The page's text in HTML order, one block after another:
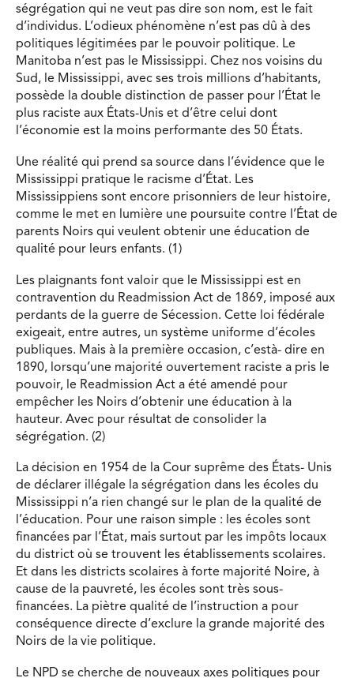
ségrégation qui ne veut pas dire son nom, est le fait
d’individus. L’odieux phénomène n’est pas dû à des
politiques légitimées par le pouvoir politique. Le
Manitoba n’est pas le Mississippi. Chez nos voisins du
Sud, le Mississippi, avec ses trois millions d’habitants,
possède la double distinction de passer pour l’État le
plus raciste aux États-Unis et d’être celui dont
l’économie est la moins performante des 50 États.
Une réalité qui prend sa source dans l’évidence que le
Mississippi pratique le racisme d’État. Les
Mississippiens sont encore prisonniers de leur histoire,
comme le met en lumière une poursuite contre l’État de
parents Noirs qui veulent obtenir une éducation de
qualité pour leurs enfants. (1)
Les plaignants font valoir que le Mississippi est en
contravention du Readmission Act de 1869, imposé aux
perdants de la guerre de Sécession. Cette loi fédérale
exigeait, entre autres, un système uniforme d’écoles
publiques. Mais à la première occasion, c’està- dire en
1890, lorsqu’une majorité ouvertement raciste a pris le
pouvoir, le Readmission Act a été amendé pour
empêcher les Noirs d’obtenir une éducation à la
hauteur. Avec pour résultat de consolider la
ségrégation. (2)
La décision en 1954 de la Cour suprême des États- Unis
de déclarer illégale la ségrégation dans les écoles du
Mississippi n’a rien changé sur le plan de la qualité de
l’éducation. Pour une raison simple : les écoles sont
financées par l’État, mais surtout par les impôts locaux
du district où se trouvent les établissements scolaires.
Et dans les districts scolaires à forte majorité Noire, à
cause de la pauvreté, les écoles sont très sous-
financées. La piètre qualité de l’instruction a pour
conséquence directe d’exclure la grande majorité des
Noirs de la vie politique.
Le NPD se cherche de nouveaux axes politiques pour